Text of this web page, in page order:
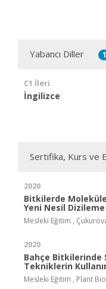
Yabancı Diller 1
C1 İleri
İngilizce
Sertifika, Kurs ve
2020
Bitkilerde
Yeni Nesil
Mesleki Eğitim ,
2020
Bahçe
Tekniklerin
Mesleki Eğitim , Plant